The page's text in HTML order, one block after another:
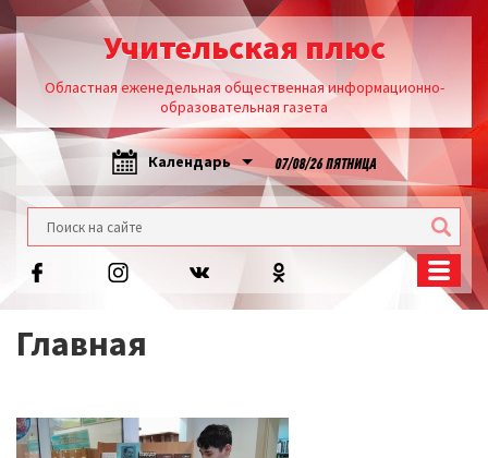
Учительская плюс
Областная еженедельная общественная информационно-
образовательная газета
Календарь 07/08/26 ПЯТНИЦА
Главная